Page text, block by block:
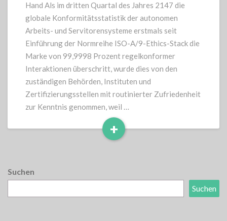
Hand Als im dritten Quartal des Jahres 2147 die
globale Konformitätsstatistik der autonomen
Arbeits- und Servitorensysteme erstmals seit
Einführung der Normreihe ISO-A/9-Ethics-Stack die
Marke von 99,9998 Prozent regelkonformer
Interaktionen überschritt, wurde dies von den
zuständigen Behörden, Instituten und
Zertifizierungsstellen mit routinierter Zufriedenheit
zur Kenntnis genommen, weil …
+
Read
Suchen
Suchen